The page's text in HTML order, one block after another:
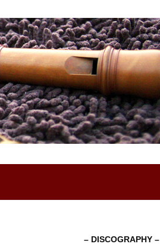
– DISCOGRAPHY –